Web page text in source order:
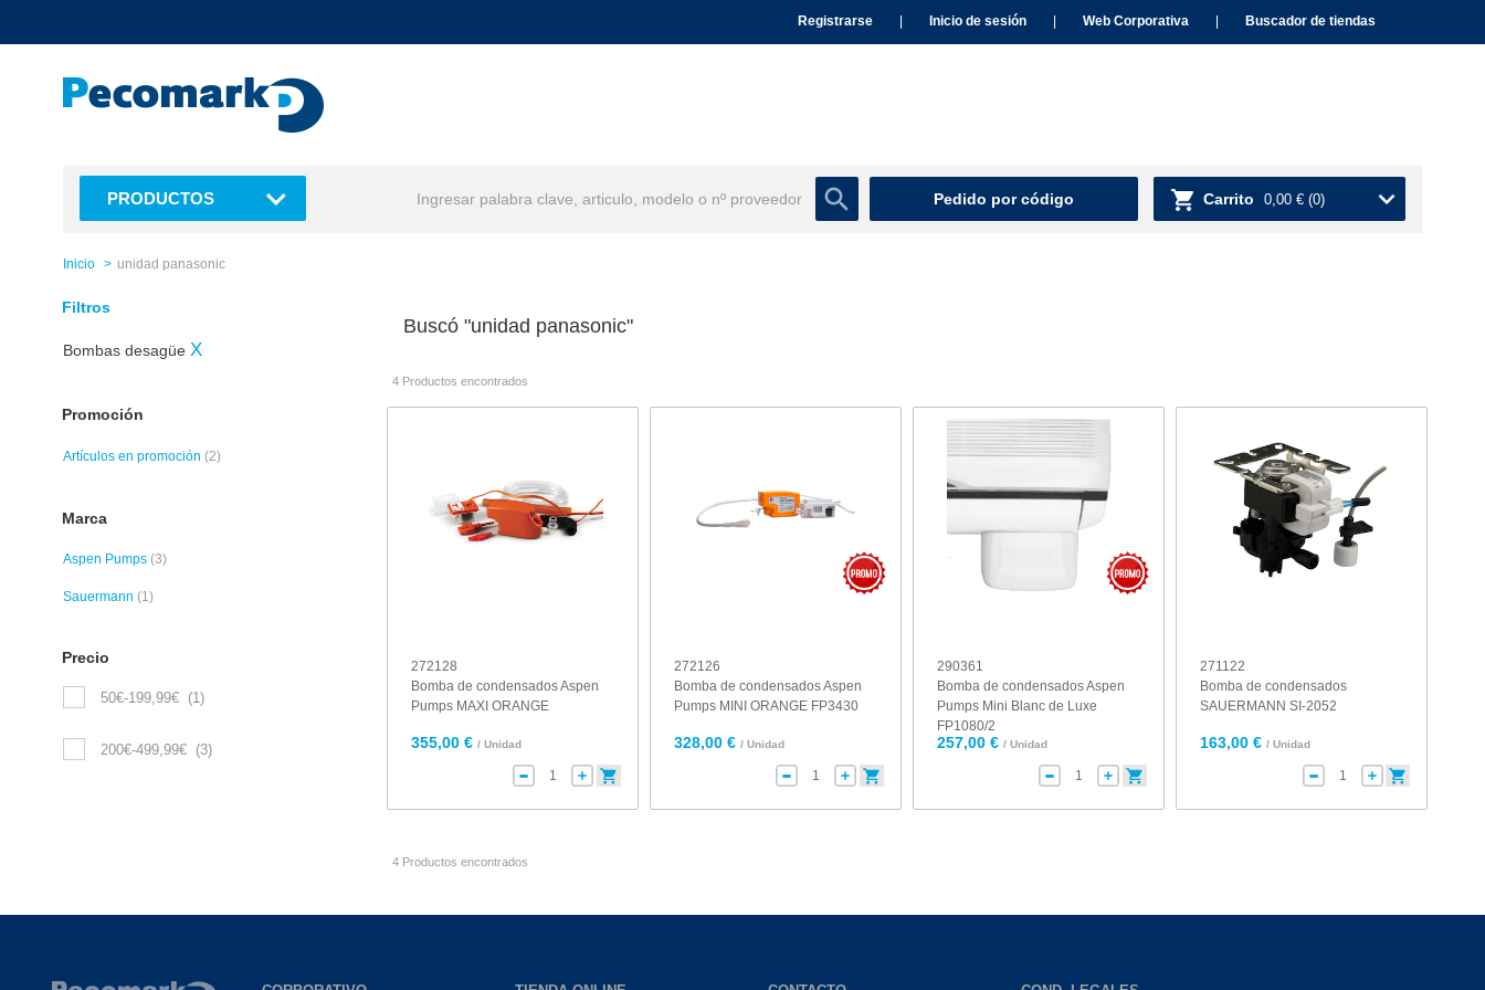
Registrarse Inicio de sesión Web Corporativa Buscador de tiendas
Pedido por código Carrito 0,00 € (0)
PRODUCTOS
Inicio unidad panasonic
Filtros
Bombas desagüe X
Promoción
Artículos en promoción (2)
Marca
Aspen Pumps (3)
Sauermann (1)
Precio
50€-199,99€ (1)
200€-499,99€ (3)
Buscó "unidad panasonic"
4 Productos encontrados
272128
Bomba de condensados Aspen
Pumps MAXI ORANGE
355,00 € / Unidad
272126
Bomba de condensados Aspen
Pumps MINI ORANGE FP3430
328,00 € / Unidad
290361
Bomba de condensados Aspen
Pumps Mini Blanc de Luxe
FP1080/2
257,00 € / Unidad
271122
Bomba de condensados
SAUERMANN SI-2052
163,00 € / Unidad
4 Productos encontrados